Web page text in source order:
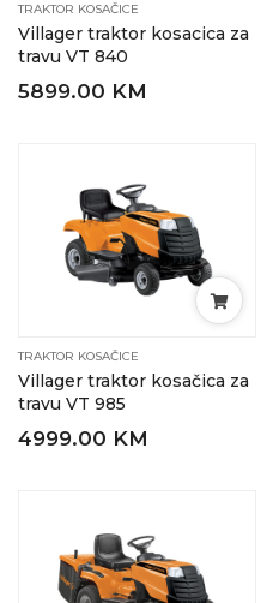
TRAKTOR KOSAČICE
Villager traktor kosacica za
travu VT 840
5899.00 KM
TRAKTOR KOSAČICE
Villager traktor kosačica za
travu VT 985
4999.00 KM